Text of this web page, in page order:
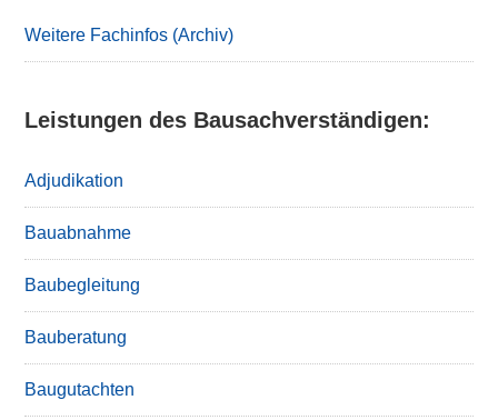
Weitere Fachinfos (Archiv)
Leistungen des Bausachverständigen:
Adjudikation
Bauabnahme
Baubegleitung
Bauberatung
Baugutachten